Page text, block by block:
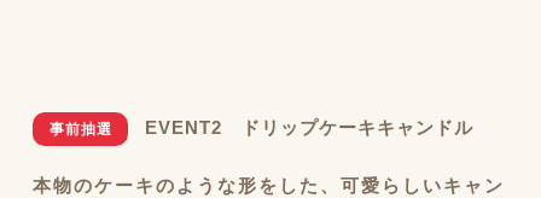
事前抽選 EVENT2 ドリップケーキキャンドル
本物のケーキのような形をした、可愛らしいキャン